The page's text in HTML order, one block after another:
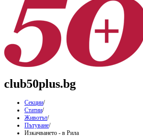
club50plus.bg
Секции/
Статии/
Животът/
Пътуване/
Изкачването - в Рила